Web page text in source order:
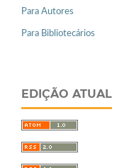
Para Autores
Para Bibliotecários
EDIÇÃO ATUAL